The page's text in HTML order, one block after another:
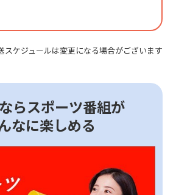
スケジュールは変更になる場合がございます
らスポーツ番組が
なに楽しめる